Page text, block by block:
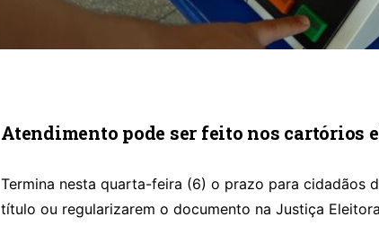
Atendimento pode ser feito nos cartórios
Termina nesta quarta-feira (6) o prazo para cidadãos
título ou regularizarem o documento na Justiça